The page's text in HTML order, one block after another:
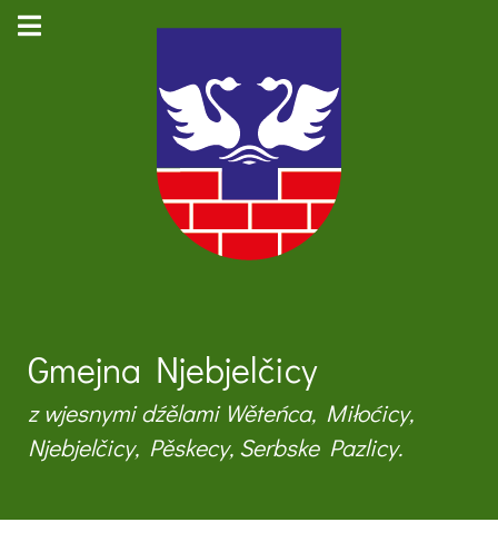
Gmejna Njebjelčicy
z wjesnymi dźělami Wěteńca, Miłoćicy,
Njebjelčicy, Pěskecy, Serbske Pazlicy.